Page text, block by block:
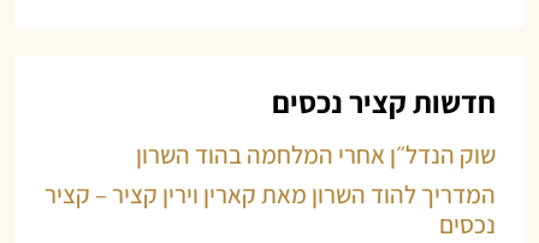
חדשות קציר נכסים
שוק הנדל״ן אחרי המלחמה בהוד השרון
המדריך להוד השרון מאת קארין וירין קציר – קציר
נכסים